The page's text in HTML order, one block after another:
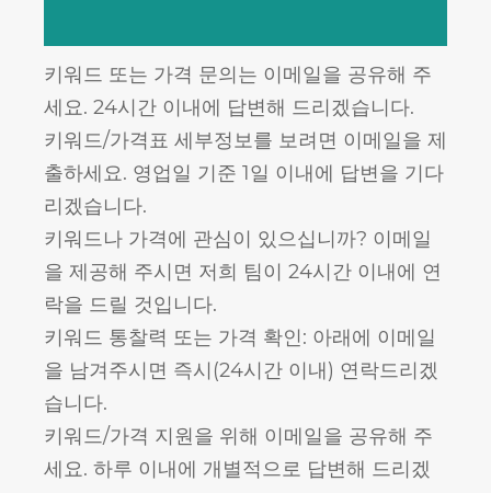
키워드 또는 가격 문의는 이메일을 공유해 주
세요. 24시간 이내에 답변해 드리겠습니다.
키워드/가격표 세부정보를 보려면 이메일을 제
출하세요. 영업일 기준 1일 이내에 답변을 기다
리겠습니다.
키워드나 가격에 관심이 있으십니까? 이메일
을 제공해 주시면 저희 팀이 24시간 이내에 연
락을 드릴 것입니다.
키워드 통찰력 또는 가격 확인: 아래에 이메일
을 남겨주시면 즉시(24시간 이내) 연락드리겠
습니다.
키워드/가격 지원을 위해 이메일을 공유해 주
세요. 하루 이내에 개별적으로 답변해 드리겠